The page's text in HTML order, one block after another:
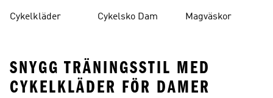
Cykelkläder Cykelsko Dam Magväskor
SNYGG TRÄNINGSSTIL MED
CYKELKLÄDER FÖR DAMER